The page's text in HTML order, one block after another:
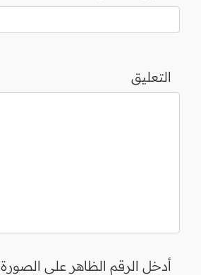
التعليق
أدخل الرقم الظاهر على الصورة